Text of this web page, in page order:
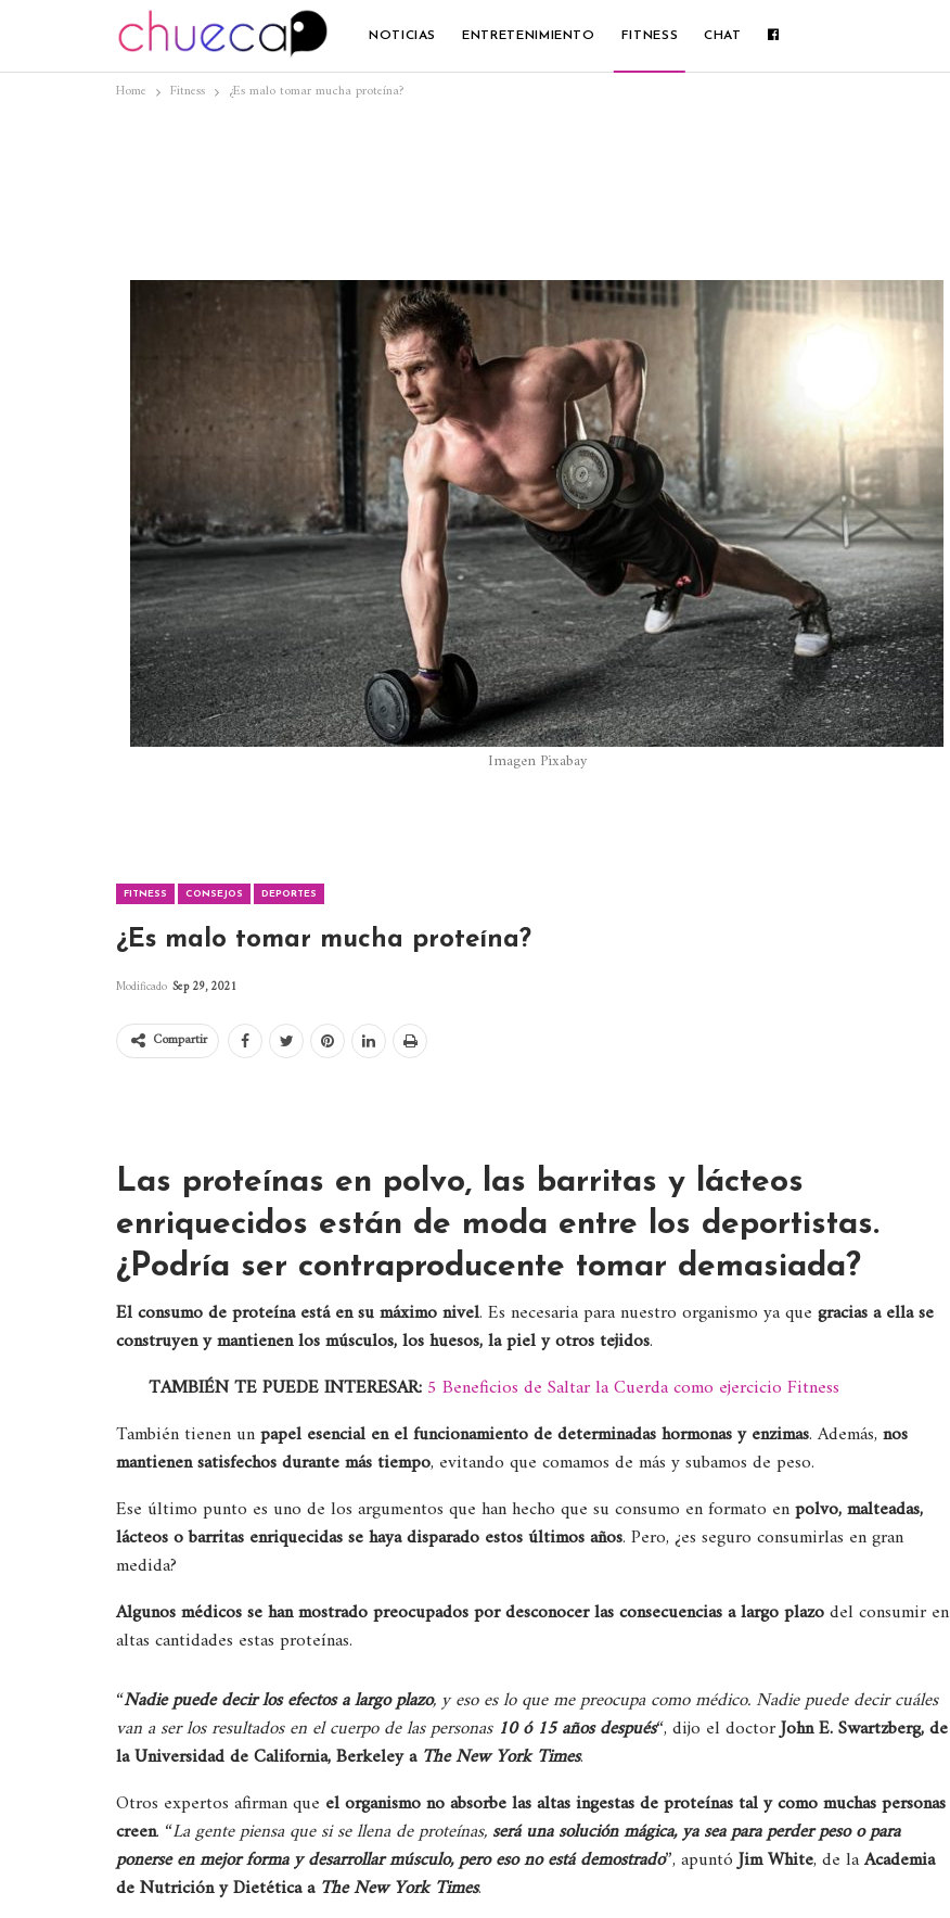
NOTICIAS ENTRETENIMIENTO FITNESS CHAT
Home Fitness ¿Es malo tomar mucha proteína?
Imagen Pixabay
FITNESS CONSEJOS DEPORTES
¿Es malo tomar mucha proteína?
Modificado Sep 29, 2021
Compartir
Las proteínas en polvo, las barritas y lácteos
enriquecidos están de moda entre los deportistas.
¿Podría ser contraproducente tomar demasiada?
El consumo de proteína está en su máximo nivel. Es necesaria para nuestro organismo ya que gracias a ella se
construyen y mantienen los músculos, los huesos, la piel y otros tejidos.
TAMBIÉN TE PUEDE INTERESAR: 5 Beneficios de Saltar la Cuerda como ejercicio Fitness
También tienen unpapel esencial en el funcionamiento de determinadas hormonas y enzimas. Además, nos
mantienen satisfechos durante más tiempo, evitando que comamos de más y subamos de peso.
Ese último punto es uno de los argumentos que han hecho que su consumo en formato enpolvo, malteadas,
lácteos o barritas enriquecidas se haya disparado estos últimos años. Pero, ¿es seguro consumirlas en gran
medida?
Algunos médicos se han mostrado preocupados por desconocer las consecuencias a largo plazodel consumir en
altas cantidades estas proteínas.
“Nadie puede decir los efectos a largo plazo, y eso es lo que me preocupa como médico. Nadie puede decir cuáles
van a ser los resultados en el cuerpo de las personas 10 ó 15 años después“, dijo el doctorJohn E. Swartzberg, de
la Universidad de California, Berkeley a The New York Times.
Otros expertos afirman que el organismo no absorbe las altas ingestas de proteínas tal y como muchas personas
creen. “La gente piensa que si se llena de proteínas, será una solución mágica, ya sea para perder peso o para
ponerse en mejor forma y desarrollar músculo, pero eso no está demostrado”, apuntóJim White, de laAcademia
de Nutrición y Dietética a The New York Times.